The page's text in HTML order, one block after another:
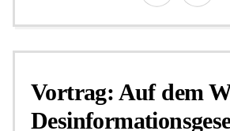
Vortrag: Auf dem